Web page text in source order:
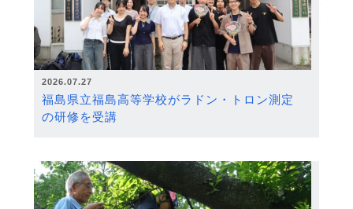
2026.07.27
福島県立福島高等学校がラドン・トロン測定
の研修を受講